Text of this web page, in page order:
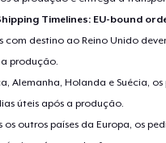
Timelines: EU-bound
com destino ao Reino Unido
produção.
Alemanha, Holanda e Suécia,
úteis após a produção.
os outros países da Europa, os